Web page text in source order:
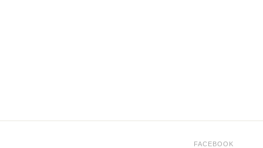
FACEBOOK